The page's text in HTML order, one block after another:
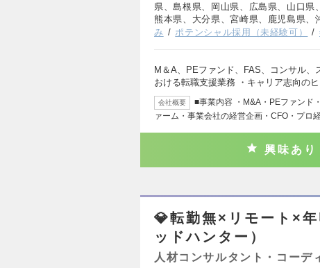
県、島根県、岡山県、広島県、山口県
熊本県、大分県、宮崎県、鹿児島県、
み
ポテンシャル採用（未経験可）
M＆A、PEファンド、FAS、コンサル、
おける転職支援業務 ・キャリア志向の
会社概要
■事業内容 ・M&A・PEファンド
ァーム・事業会社の経営企画・CFO・プロ
興味あり
💎転勤無×リモート×
ッドハンター）
人材コンサルタント・コーデ